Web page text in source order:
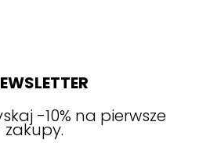
-10% na pierwsze
zakupy.